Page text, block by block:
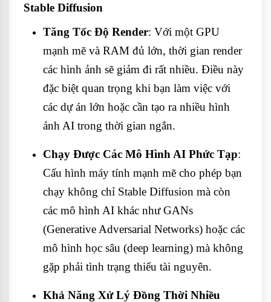
Stable Diffusion
Tăng Tốc Độ Render: Với một GPU
mạnh mẽ và RAM đủ lớn, thời gian render
các hình ảnh sẽ giảm đi rất nhiều. Điều này
đặc biệt quan trọng khi bạn làm việc với
các dự án lớn hoặc cần tạo ra nhiều hình
ảnh AI trong thời gian ngắn.
Chạy Được Các Mô Hình AI Phức Tạp:
Cấu hình máy tính mạnh mẽ cho phép bạn
chạy không chỉ Stable Diffusion mà còn
các mô hình AI khác như GANs
(Generative Adversarial Networks) hoặc các
mô hình học sâu (deep learning) mà không
gặp phải tình trạng thiếu tài nguyên.
Khả Năng Xử Lý Đồng Thời Nhiều